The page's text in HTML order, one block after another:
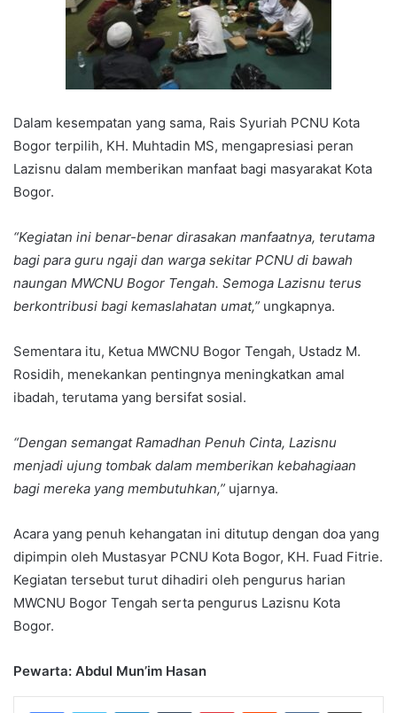
Dalam kesempatan yang sama, Rais Syuriah PCNU Kota
Bogor terpilih, KH. Muhtadin MS, mengapresiasi peran
Lazisnu dalam memberikan manfaat bagi masyarakat Kota
Bogor.
“Kegiatan ini benar-benar dirasakan manfaatnya, terutama
bagi para guru ngaji dan warga sekitar PCNU di bawah
naungan MWCNU Bogor Tengah. Semoga Lazisnu terus
berkontribusi bagi kemaslahatan umat,” ungkapnya.
Sementara itu, Ketua MWCNU Bogor Tengah, Ustadz M.
Rosidih, menekankan pentingnya meningkatkan amal
ibadah, terutama yang bersifat sosial.
“Dengan semangat Ramadhan Penuh Cinta, Lazisnu
menjadi ujung tombak dalam memberikan kebahagiaan
bagi mereka yang membutuhkan,” ujarnya.
Acara yang penuh kehangatan ini ditutup dengan doa yang
dipimpin oleh Mustasyar PCNU Kota Bogor, KH. Fuad Fitrie.
Kegiatan tersebut turut dihadiri oleh pengurus harian
MWCNU Bogor Tengah serta pengurus Lazisnu Kota
Bogor.
Pewarta: Abdul Mun’im Hasan